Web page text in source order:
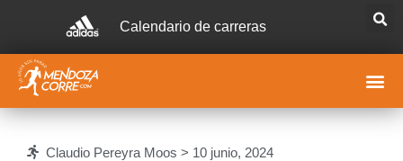
Calendario de carreras
Claudio Pereyra Moos > 10 junio, 2024